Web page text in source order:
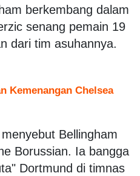
berkembang dalam
senang pemain 19
dari tim asuhannya.
Kemenangan Chelsea
Bellingham
Borussian. Ia bangga
Dortmund di timnas